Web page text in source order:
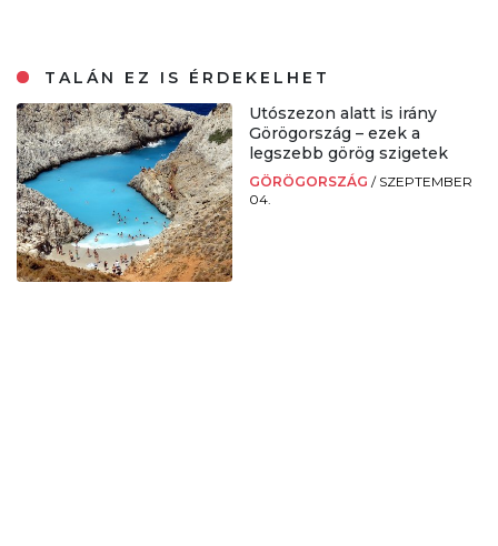
TALÁN EZ IS ÉRDEKELHET
Utószezon alatt is irány
Görögország – ezek a
legszebb görög szigetek
GÖRÖGORSZÁG / SZEPTEMBER
04.